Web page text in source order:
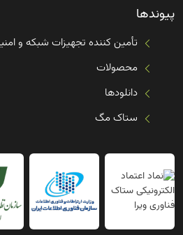
پیوندها
تأمین کننده تجهیزات شبکه و
محصولات
دانلودها
ستاک مگ